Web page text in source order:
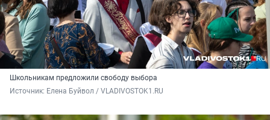
Школьникам предложили свободу выбора
Источник: Елена Буйвол / VLADIVOSTOK1.RU